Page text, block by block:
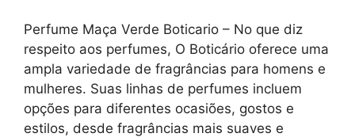
Perfume Maça Verde Boticario – No que diz
respeito aos perfumes, O Boticário oferece uma
ampla variedade de fragrâncias para homens e
mulheres. Suas linhas de perfumes incluem
opções para diferentes ocasiões, gostos e
estilos, desde fragrâncias mais suaves e